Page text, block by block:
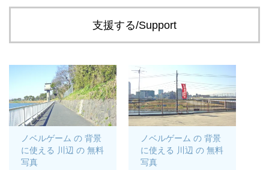
支援する/Support
ノベルゲーム の 背景
に使える 川辺 の 無料
写真
ノベルゲーム の 背景
に使える 川辺 の 無料
写真